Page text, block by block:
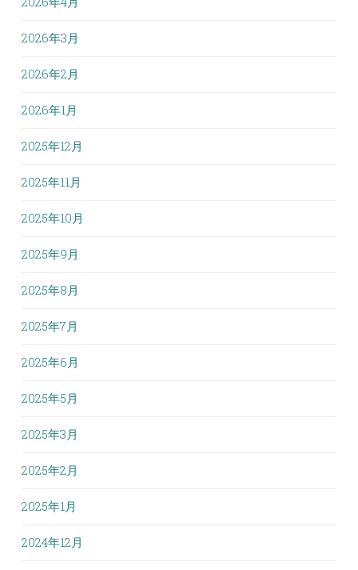
2026年3月
2026年2月
2026年1月
2025年12月
2025年11月
2025年10月
2025年9月
2025年8月
2025年7月
2025年6月
2025年5月
2025年3月
2025年2月
2025年1月
2024年12月